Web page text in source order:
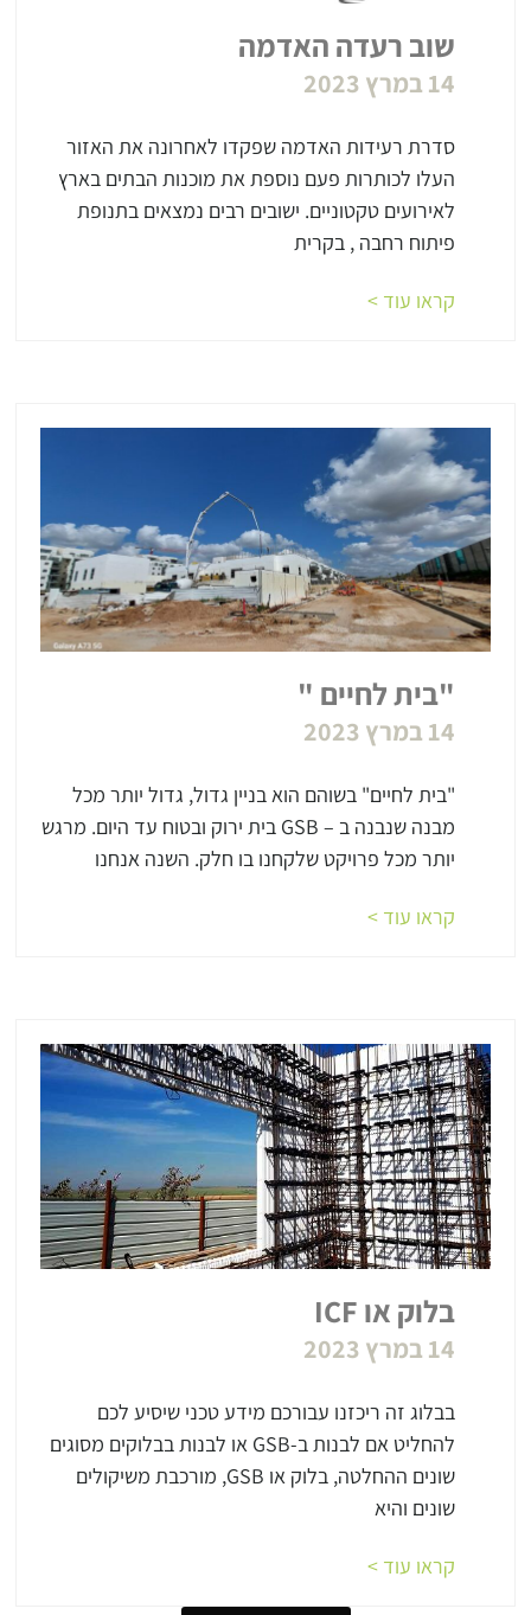
שוב רעדה האדמה
14 במרץ 2023
סדרת רעידות האדמה שפקדו לאחרונה את האזור
העלו לכותרות פעם נוספת את מוכנות הבתים בארץ
לאירועים טקטוניים. ישובים רבים נמצאים בתנופת
פיתוח רחבה , בקרית
קראו עוד >
"בית לחיים "
14 במרץ 2023
"בית לחיים" בשוהם הוא בניין גדול, גדול יותר מכל
מבנה שנבנה ב – GSB בית ירוק ובטוח עד היום. מרגש
יותר מכל פרויקט שלקחנו בו חלק. השנה אנחנו
קראו עוד >
בלוק או ICF
14 במרץ 2023
בבלוג זה ריכזנו עבורכם מידע טכני שיסיע לכם
להחליט אם לבנות ב-GSB או לבנות בבלוקים מסוגים
שונים ההחלטה, בלוק או GSB, מורכבת משיקולים
שונים והיא
קראו עוד >